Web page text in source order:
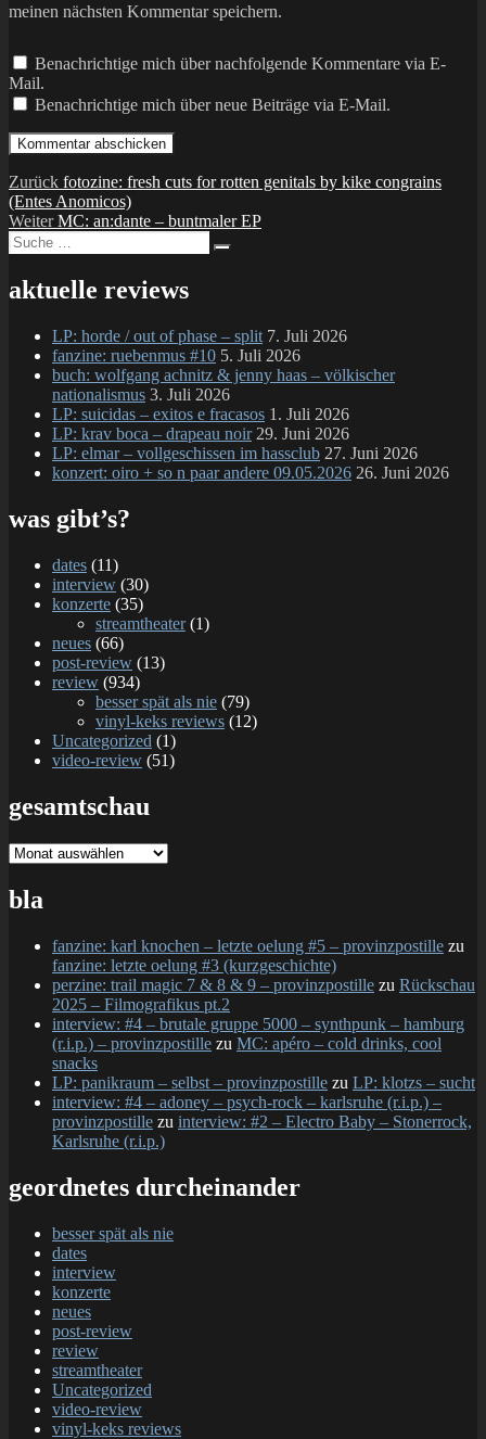
meinen nächsten Kommentar speichern.
Benachrichtige mich über nachfolgende Kommentare via E-
Mail.
Benachrichtige mich über neue Beiträge via E-Mail.
Beitragsnavigation
Zurück Vorheriger
Beitrag:
fotozine: fresh cuts for rotten genitals by kike congrains
(Entes Anomicos)
Weiter Nächster
MC: an:dante – buntmaler EP
Suche
nach:
aktuelle reviews
LP: horde / out of phase – split 7. Juli 2026
fanzine: ruebenmus #10 5. Juli 2026
buch: wolfgang achnitz & jenny haas – völkischer
nationalismus 3. Juli 2026
LP: suicidas – exitos e fracasos 1. Juli 2026
LP: krav boca – drapeau noir 29. Juni 2026
LP: elmar – vollgeschissen im hassclub 27. Juni 2026
konzert: oiro + so n paar andere 09.05.2026 26. Juni 2026
was gibt’s?
dates (11)
interview (30)
konzerte (35)
streamtheater(1)
neues (66)
post-review (13)
review (934)
besser spät als nie (79)
vinyl-keks reviews (12)
Uncategorized (1)
video-review (51)
gesamtschau
gesamtschau
bla
fanzine: karl knochen – letzte oelung #5 – provinzpostille zu
fanzine: letzte oelung #3 (kurzgeschichte)
perzine: trail magic 7 & 8 & 9 – provinzpostille zu Rückschau
2025 – Filmografikus pt.2
interview: #4 – brutale gruppe 5000 – synthpunk – hamburg
(r.i.p.) – provinzpostille zu MC: apéro – cold drinks, cool
snacks
LP: panikraum – selbst – provinzpostille zu LP: klotzs – sucht
interview: #4 – adoney – psych-rock – karlsruhe (r.i.p.) –
provinzpostille zu interview: #2 – Electro Baby – Stonerrock,
Karlsruhe (r.i.p.)
geordnetes durcheinander
besser spät als nie
dates
interview
konzerte
neues
post-review
review
streamtheater
Uncategorized
video-review
vinyl-keks reviews